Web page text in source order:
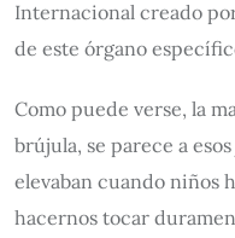
Internacional creado
de este órgano
Como puede verse, la
brújula, se parece a
elevaban cuando niños
hacernos tocar